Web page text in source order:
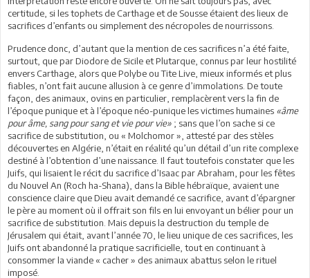
certitude, si les tophets de Carthage et de Sousse étaient des lieux de
sacrifices d’enfants ou simplement des nécropoles de nourrissons.
Prudence donc, d’autant que la mention de ces sacrifices n’a été faite,
surtout, que par Diodore de Sicile et Plutarque, connus par leur hostilité
envers Carthage, alors que Polybe ou Tite Live, mieux informés et plus
fiables, n’ont fait aucune allusion à ce genre d’immolations. De toute
façon, des animaux, ovins en particulier, remplacèrent vers la fin de
l’époque punique et à l’époque néo-punique les victimes humaines «âme
pour âme, sang pour sang et vie pour vie» ; sans que l’on sache si ce
sacrifice de substitution, ou « Molchomor », attesté par des stèles
découvertes en Algérie, n’était en réalité qu’un détail d’un rite complexe
destiné à l’obtention d’une naissance. Il faut toutefois constater que les
Juifs, qui lisaient le récit du sacrifice d’Isaac par Abraham, pour les fêtes
du Nouvel An (Roch ha-Shana), dans la Bible hébraïque, avaient une
conscience claire que Dieu avait demandé ce sacrifice, avant d’épargner
le père au moment où il offrait son fils en lui envoyant un bélier pour un
sacrifice de substitution. Mais depuis la destruction du temple de
Jérusalem qui était, avant l’année 70, le lieu unique de ces sacrifices, les
Juifs ont abandonné la pratique sacrificielle, tout en continuant à
consommer la viande « cacher » des animaux abattus selon le rituel
imposé.